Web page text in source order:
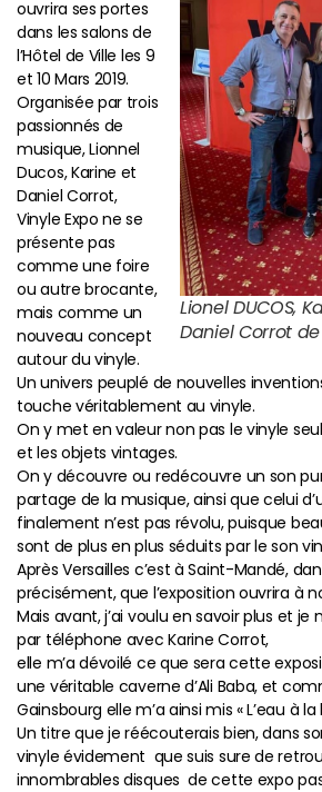
Lionel DUCOS,
Daniel Corrot
ouvrira ses portes
dans les salons de
l’Hôtel de Ville les 9
et 10 Mars 2019.
Organisée par trois
passionnés de
musique, Lionnel
Ducos, Karine et
Daniel Corrot,
Vinyle Expo ne se
présente pas
comme une foire
ou autre brocante,
mais comme un
nouveau concept
autour du vinyle.
Un univers peuplé de nouvelles
touche véritablement au vinyle.
On y met en valeur non pas le vinyle
et les objets vintages.
On y découvre ou redécouvre un son
partage de la musique, ainsi que celui
finalement n’est pas révolu, puisque
sont de plus en plus séduits par le son
Après Versailles c’est à Saint-Mandé,
précisément, que l’exposition ouvrira à
Mais avant, j’ai voulu en savoir plus et
par téléphone avec Karine Corrot,
elle m’a dévoilé ce que sera cette
une véritable caverne d’Ali Baba, et
Gainsbourg elle m’a ainsi mis « L’eau à
Un titre que je réécouterais bien, dans
vinyle évidement que suis sure de
innombrables disques de cette expo